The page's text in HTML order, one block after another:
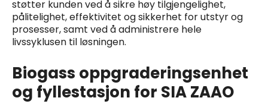
støtter kunden ved å sikre høy tilgjengelighet,
pålitelighet, effektivitet og sikkerhet for utstyr og
prosesser, samt ved å administrere hele
livssyklusen til løsningen.
Biogass oppgraderingsenhet
og fyllestasjon for SIA ZAAO